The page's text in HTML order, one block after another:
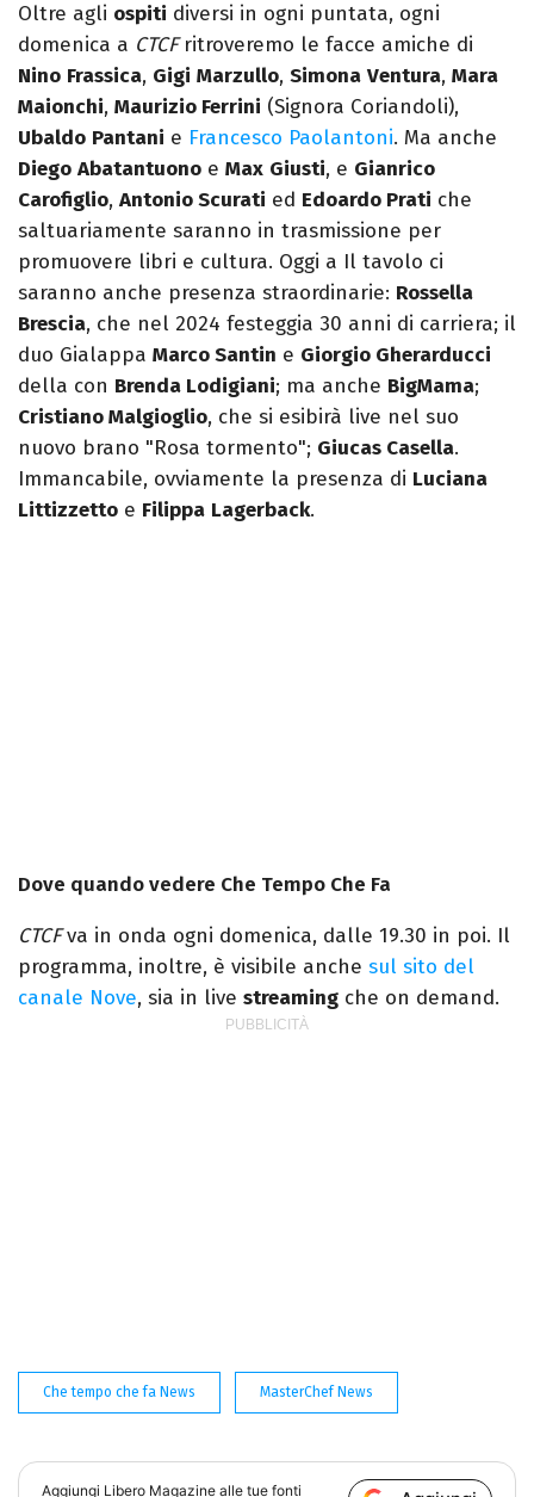
Oltre agli ospiti diversi in ogni puntata, ogni
domenica a CTCFritroveremo le facce amiche di
Nino Frassica, Gigi Marzullo, Simona Ventura, Mara
Maionchi, Maurizio Ferrini (Signora Coriandoli),
Ubaldo Pantani e Francesco Paolantoni. Ma anche
Diego Abatantuono e Max Giusti, e Gianrico
Carofiglio, Antonio Scurati ed Edoardo Prati che
saltuariamente saranno in trasmissione per
promuovere libri e cultura. Oggi a Il tavolo ci
saranno anche presenza straordinarie: Rossella
Brescia, che nel 2024 festeggia 30 anni di carriera; il
duo Gialappa Marco Santin e Giorgio Gherarducci
della con Brenda Lodigiani; ma anche BigMama;
Cristiano Malgioglio, che si esibirà live nel suo
nuovo brano "Rosa tormento"; Giucas Casella.
Immancabile, ovviamente la presenza di Luciana
Littizzetto e Filippa Lagerback.
Dove quando vedere Che Tempo Che Fa
CTCFva in onda ogni domenica, dalle 19.30 in poi. Il
programma, inoltre, è visibile anche sul sito del
canale Nove, sia in live streaming che on demand.
Che tempo che fa News MasterChef News
Aggiungi Libero Magazine alle tue fonti